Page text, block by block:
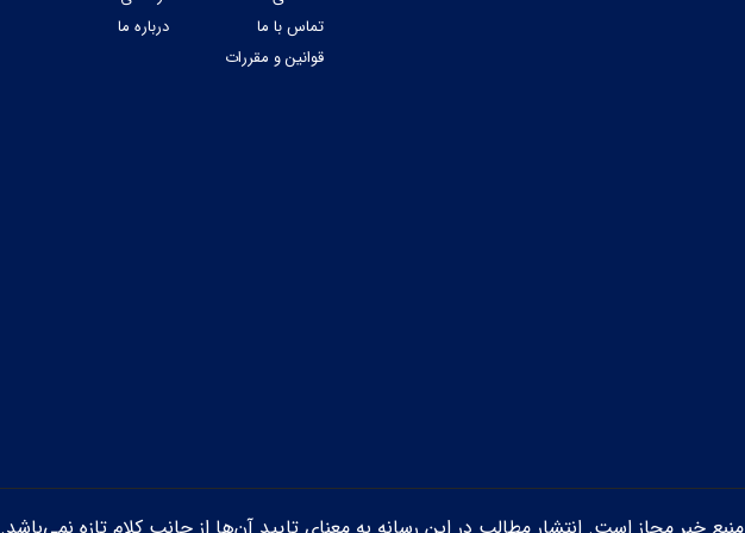
تماس با ما
درباره ما
قوانین و مقررات